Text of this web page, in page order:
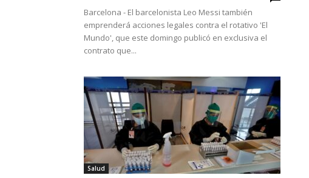
Barcelona - El barcelonista Leo Messi también
emprenderá acciones legales contra el rotativo 'El
Mundo', que este domingo publicó en exclusiva el
contrato que...
Salud